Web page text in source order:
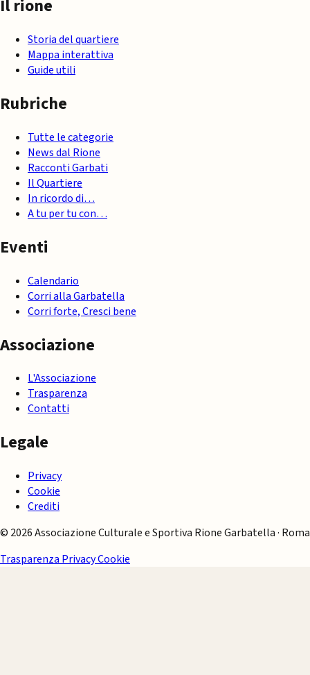
Il rione
Storia del quartiere
Mappa interattiva
Guide utili
Rubriche
Tutte le categorie
News dal Rione
Racconti Garbati
Il Quartiere
In ricordo di…
A tu per tu con…
Eventi
Calendario
Corri alla Garbatella
Corri forte, Cresci bene
Associazione
L'Associazione
Trasparenza
Contatti
Legale
Privacy
Cookie
Crediti
© 2026 Associazione Culturale e Sportiva Rione Garbatella · Roma
Trasparenza PrivacyCookie